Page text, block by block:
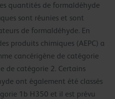
quantités de formaldéhyde
sont réunies et sont
de formaldéhyde. En
produits chimiques (AEPC) a
cancérigène de catégorie
de catégorie 2. Certains
ont également été classés
1b H350 et il est prévu